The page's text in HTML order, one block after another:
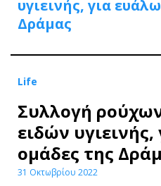
υγιεινής, για
Δράμας
Life
Συλλογή
ειδών
ομάδες της
31 Οκτωβρίου 2022